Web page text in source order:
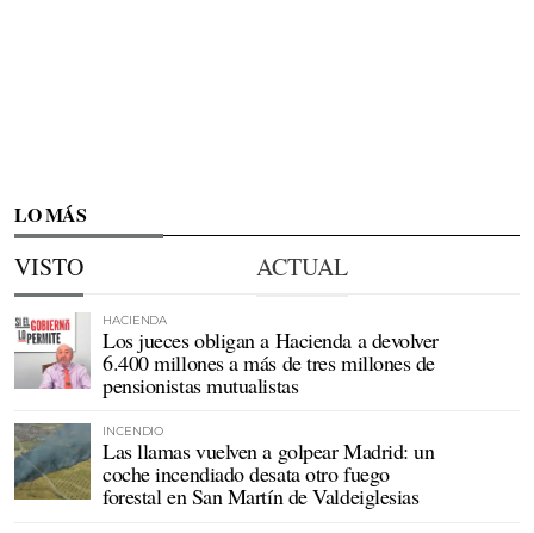
LO MÁS
VISTO ACTUAL
HACIENDA
Los jueces obligan a Hacienda a devolver
6.400 millones a más de tres millones de
pensionistas mutualistas
INCENDIO
Las llamas vuelven a golpear Madrid: un
coche incendiado desata otro fuego
forestal en San Martín de Valdeiglesias